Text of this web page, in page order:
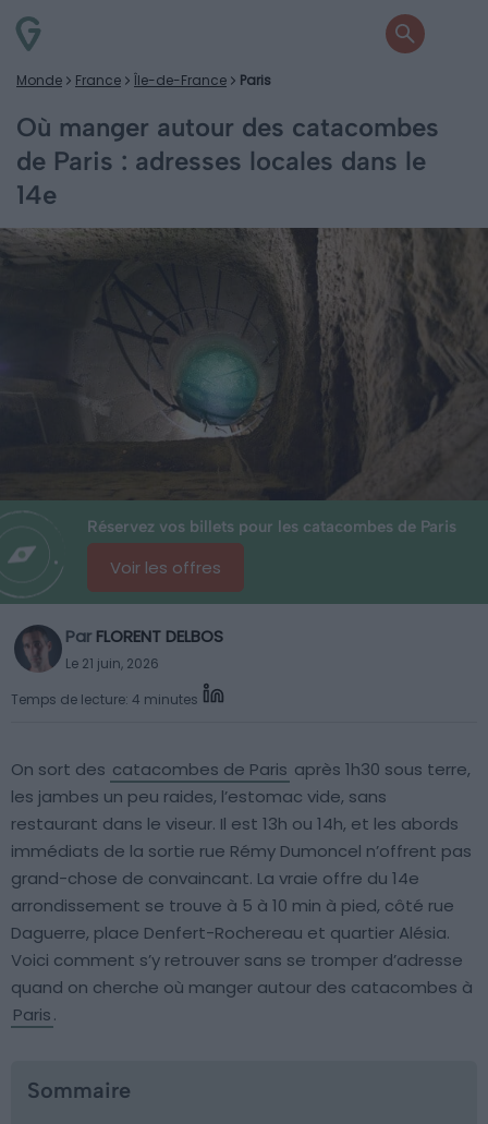
Monde France Île-de-France Paris
Où manger autour des catacombes
de Paris : adresses locales dans le
14e
Réservez vos billets pour les catacombes de Paris
Voir les offres
Par FLORENT DELBOS
Le 21 juin, 2026
Temps de lecture: 4 minutes
On sort des catacombes de Paris après 1h30 sous terre,
les jambes un peu raides, l’estomac vide, sans
restaurant dans le viseur. Il est 13h ou 14h, et les abords
immédiats de la sortie rue Rémy Dumoncel n’offrent pas
grand-chose de convaincant. La vraie offre du 14e
arrondissement se trouve à 5 à 10 min à pied, côté rue
Daguerre, place Denfert-Rochereau et quartier Alésia.
Voici comment s’y retrouver sans se tromper d’adresse
quand on cherche où manger autour des catacombes à
Paris.
Sommaire